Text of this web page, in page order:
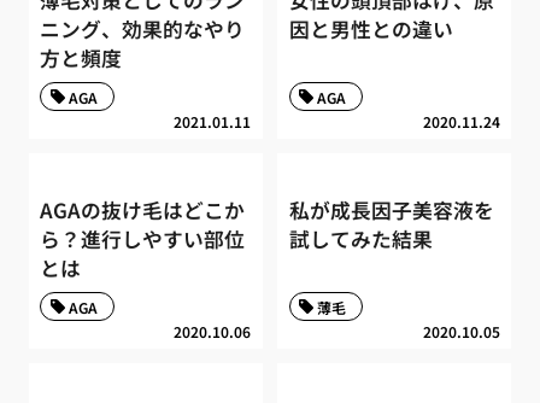
ニング、効果的なやり
方と頻度
2021.01.11
AGA
因と男性との違い
2020.11.24
AGA
AGAの抜け毛はどこか
ら？進行しやすい部位
とは
2020.10.06
AGA
私が成長因子美容液を
試してみた結果
2020.10.05
薄毛